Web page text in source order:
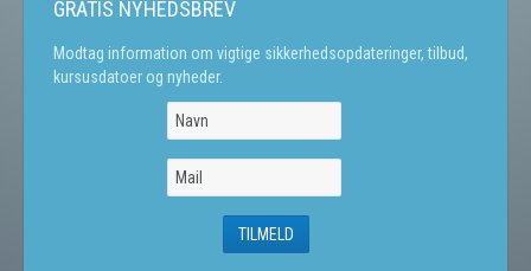
GRATIS NYHEDSBREV
Modtag information om vigtige sikkerhedsopdateringer, tilbud,
kursusdatoer og nyheder.